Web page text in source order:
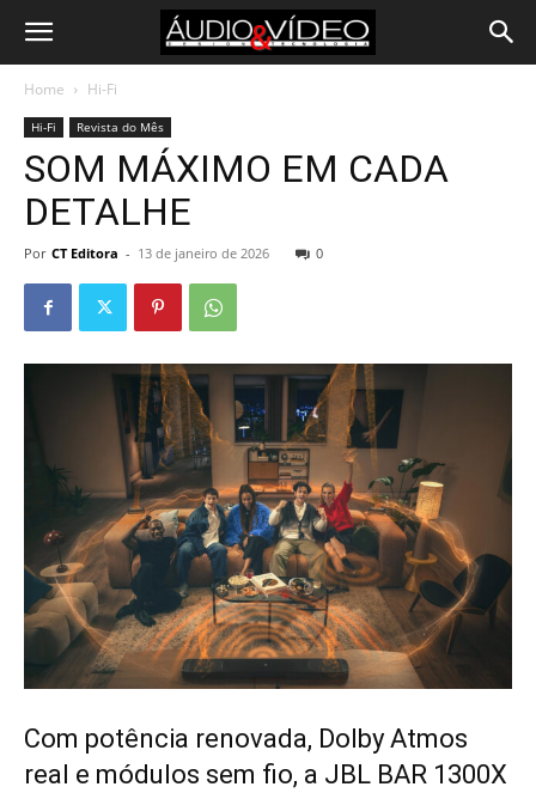
Home Hi-Fi
Hi-Fi Revista do Mês
SOM MÁXIMO EM CADA
DETALHE
Por CT Editora - 13 de janeiro de 2026 0
Com potência renovada, Dolby Atmos
real e módulos sem fio, a JBL BAR 1300X